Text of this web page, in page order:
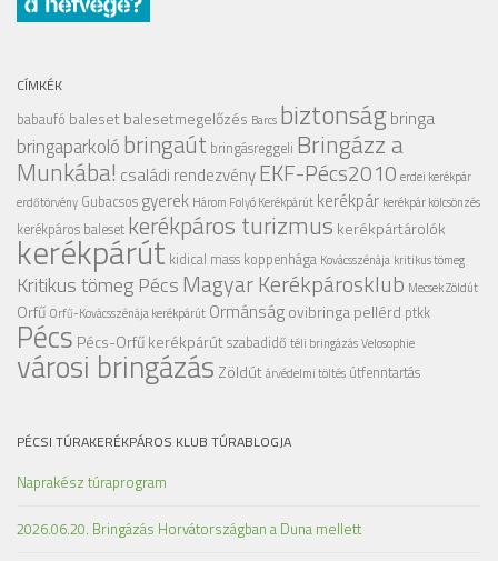
CÍMKÉK
babaufó balesetbalesetmegelőzés Barcs biztonságbringa
bringaparkolóbringaút bringásreggeli Bringázz a
Munkába! családi rendezvényEKF-Pécs2010 erdei kerékpár
erdőtörvény Gubacsos gyerek Három Folyó Kerékpárút kerékpár kerékpár kölcsönzés
kerékpáros baleset kerékpáros turizmus kerékpártárolók
kerékpárút kidical mass koppenhága Kovácsszénája kritikus tömeg
Kritikus tömeg PécsMagyar Kerékpárosklub Mecsek Zöldút
Orfű Orfű-Kovácsszénája kerékpárút Ormánságovibringapellérd ptkk
Pécs Pécs-Orfű kerékpárútszabadidő téli bringázásVelosophie
városi bringázás Zöldútárvédelmi töltés útfenntartás
PÉCSI TÚRAKERÉKPÁROS KLUB TÚRABLOGJA
Naprakész túraprogram
2026.06.20. Bringázás Horvátországban a Duna mellett